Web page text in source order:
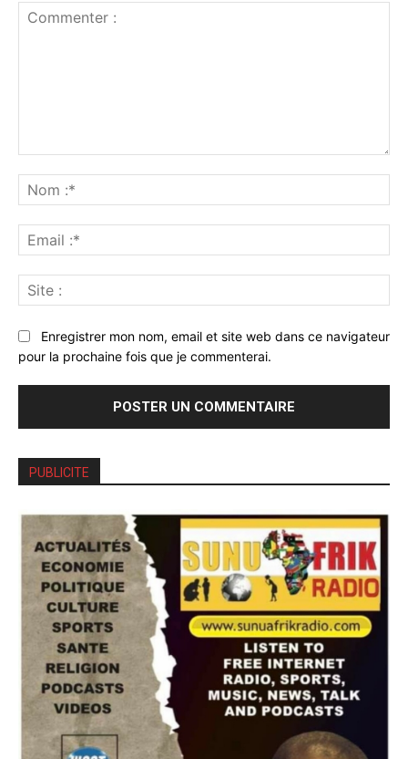
:*
:*
:
Enregistrer mon nom, email et site web dans ce navigateur
pour la prochaine fois que je commenterai.
PUBLICITE